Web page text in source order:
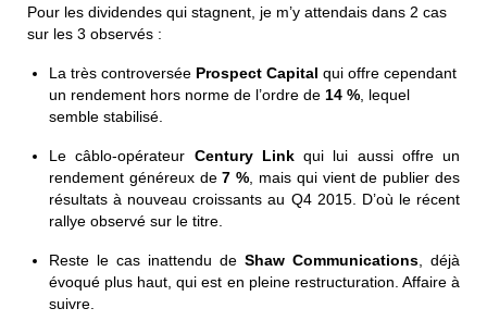
Pour les dividendes qui stagnent, je m’y attendais dans 2 cas
sur les 3 observés :
La très controversée Prospect Capital qui offre cependant
un rendement hors norme de l’ordre de 14 % , lequel
semble stabilisé.
Le câblo-opérateur Century Linkqui lui aussi offre un
rendement généreux de7 % , mais qui vient de publier des
résultats à nouveau croissants au Q4 2015. D’où le récent
rallye observé sur le titre.
Reste le cas inattendu de Shaw Communications , déjà
évoqué plus haut, qui est en pleine restructuration. Affaire à
suivre.